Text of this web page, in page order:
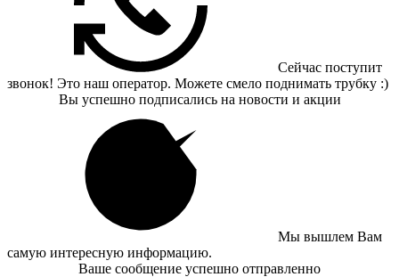
Сейчас поступит
звонок! Это наш оператор. Можете смело поднимать трубку :)
Вы успешно подписались на новости и акции
Мы вышлем Вам
самую интересную информацию.
Ваше сообщение успешно отправленно